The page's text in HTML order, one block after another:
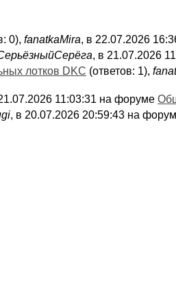
0), fanatkaMira, в 22.07.2026
, в 21.07.2026
лотков DKC (ответов: 1),
11:03:31 на форуме
, в 20.07.2026 20:59:43 на